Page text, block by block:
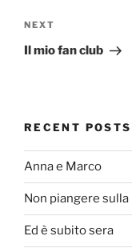
Next
Post
NEXT
Il mio fan club
RECENT POSTS
Anna e Marco
Non piangere
Ed è subito sera